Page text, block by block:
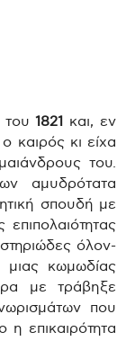
του1821 και, εν
καιρός κι είχα
του.
αμυδρότατα
σπουδή με
όλον-
μιας κωμωδίας
με τράβηξε
που
επικαιρότητα